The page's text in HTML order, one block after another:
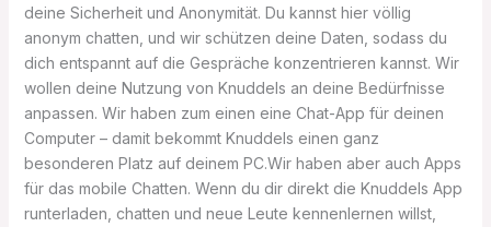
deine Sicherheit und Anonymität. Du kannst hier völlig
anonym chatten, und wir schützen deine Daten, sodass du
dich entspannt auf die Gespräche konzentrieren kannst. Wir
wollen deine Nutzung von Knuddels an deine Bedürfnisse
anpassen. Wir haben zum einen eine Chat-App für deinen
Computer – damit bekommt Knuddels einen ganz
besonderen Platz auf deinem PC.Wir haben aber auch Apps
für das mobile Chatten. Wenn du dir direkt die Knuddels App
runterladen, chatten und neue Leute kennenlernen willst,